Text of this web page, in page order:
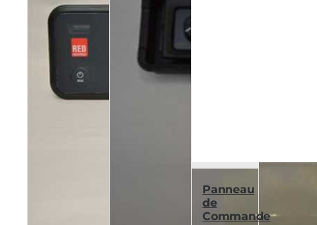
Panneau
de
Commande